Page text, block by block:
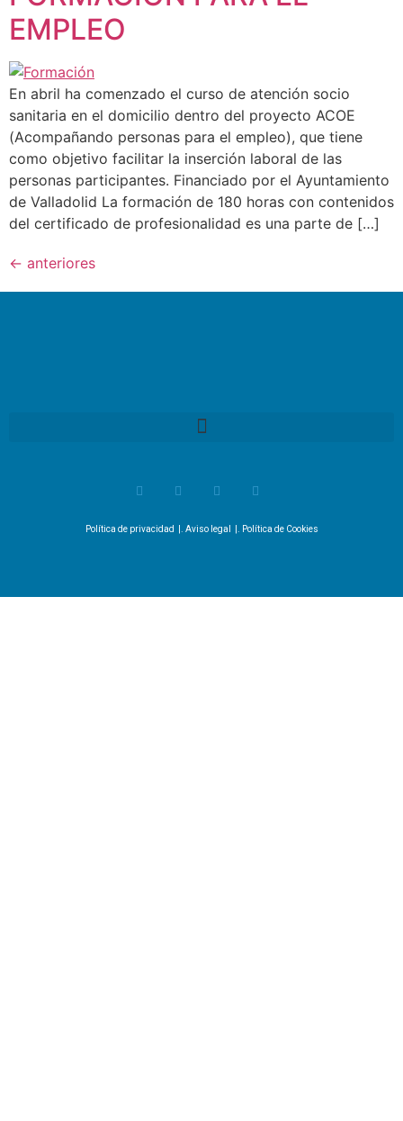
EMPLEO
En abril ha comenzado el curso de atención socio
sanitaria en el domicilio dentro del proyecto ACOE
(Acompañando personas para el empleo), que tiene
como objetivo facilitar la inserción laboral de las
personas participantes. Financiado por el Ayuntamiento
de Valladolid La formación de 180 horas con contenidos
del certificado de profesionalidad es una parte de […]
← anteriores
Política de privacidad Aviso legal Política de Cookies